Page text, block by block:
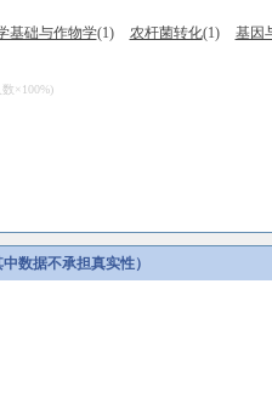
基础与作物学(1) 农杆菌转化(1) 基因
×100%)
数据不承担真实性）